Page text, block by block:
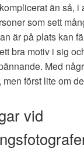
än så,
som sett
är på plats kan
bra motiv i sig
Med
först lite om
vid